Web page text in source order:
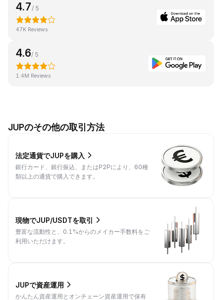
4.7/ 5
47K Reviews
4.6/ 5
1.4M Reviews
JUPのその他の取引方法
法定通貨でJUPを購入
銀行カード、銀行振込、またはP2Pにより、60種
類以上の通貨で購入できます。
現物でJUP/USDTを取引
豊富な流動性と、0.1%からのメイカー手数料をご
利用いただけます。
JUPで資産運用
かんたん資産運用とオンチェーン資産運用で保有